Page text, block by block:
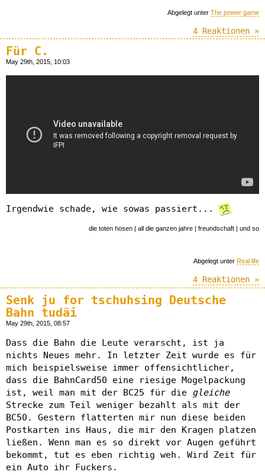
Abgelegt unter The power game
4 Reaktionen »
Für C.
May 29th, 2015, 10:03
Irgendwie schade, wie sowas passiert...
die toten hosen | all die ganzen jahre | freundschaft | und so
Abgelegt unter Real life
4 Reaktionen »
Senk ju for tschuhsing Deutsche
Bahn tudäi
May 29th, 2015, 08:57
Dass die Bahn die Leute verarscht, ist ja
nichts Neues mehr. In letzter Zeit wurde es für
mich beispielsweise immer offensichtlicher,
dass die BahnCard50 eine riesige Mogelpackung
ist, weil man mit der BC25 für die gleiche
Strecke zum Teil weniger bezahlt als mit der
BC50. Gestern flatterten mir nun diese beiden
Postkarten ins Haus, die mir den Kragen platzen
ließen. Wenn man es so direkt vor Augen geführt
bekommt, tut es eben richtig weh. Wird Zeit für
ein Auto ihr Fuckers.